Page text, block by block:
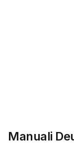
Manuali